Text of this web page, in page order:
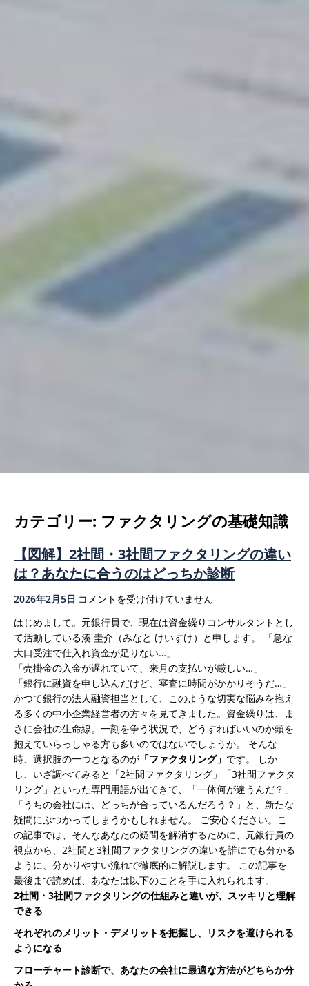
カテゴリー: ファクタリングの基礎知識
【図解】2社間・3社間ファクタリングの違い
は？あなたに合うのはどっちか診断
2026年2月5日 【図
2
社
間・
3
社
間
フ
ァ
ク
タ
リ
ン
グ
の
違
い
は？
あ
な
に
の
コメントを受け付けていません
はじめまして。元銀行員で、現在は資金繰りコンサルタントとし
て活動している湊 圭介（みなと けいすけ）と申します。
「急な
大口受注で仕入れ資金が足りない…」
「売掛金の入金が遅れていて、来月の支払いが厳しい…」
「銀行に融資を申し込んだけど、審査に時間がかかりそうだ…」
かつて銀行の法人融資担当として、このような切実な悩みを抱え
る多くの中小企業経営者の方々を見てきました。資金繰りは、ま
さに会社の生命線。一刻を争う状況で、どうすればいいのか頭を
抱えていらっしゃる方も多いのではないでしょうか。
そんな
時、選択肢の一つとなるのが 「ファクタリング」 です。
しか
し、いざ調べてみると「2社間ファクタリング」「3社間ファクタ
リング」といった専門用語が出てきて、「一体何が違うんだ？」
「うちの会社には、どっちが合っているんだろう？」と、新たな
疑問にぶつかってしまうかもしれません。
ご安心ください。こ
の記事では、そんなあなたの疑問を解消するために、元銀行員の
視点から、2社間と3社間ファクタリングの違いを誰にでも分かる
ように、分かりやすい流れで徹底的に解説します。
この記事を
最後まで読めば、あなたは以下のことを手に入れられます。
2社間・3社間ファクタリングの仕組みと違いが、スッキリと理解
できる
それぞれのメリット・デメリットを把握し、リスクを避けられる
ようになる
フローチャート診断で、あなたの会社に最適な方法がどちらか分